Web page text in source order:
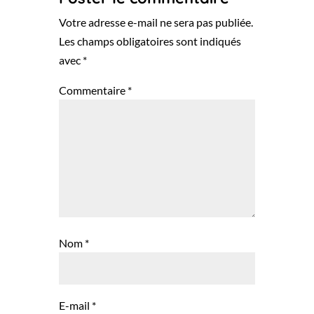
Votre adresse e-mail ne sera pas publiée.
Les champs obligatoires sont indiqués
avec *
Commentaire *
Nom *
E-mail *